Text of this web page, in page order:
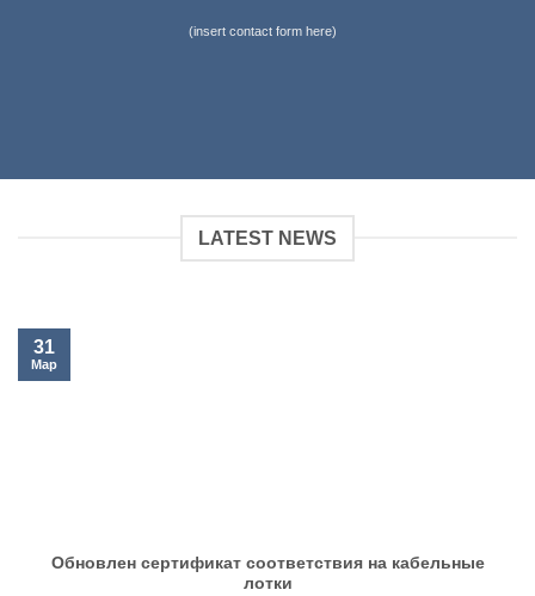
(insert contact form here)
LATEST NEWS
Обновлен сертификат соответствия на кабельные
лотки
31
Мар